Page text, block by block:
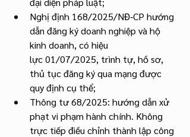
Nghị định 168/2025/NĐ‑CP hướng
dẫn đăng ký doanh nghiệp và hộ
kinh doanh, có hiệu
lực 01/07/2025, trình tự, hồ sơ,
thủ tục đăng ký qua mạng được
quy định cụ thể;
Thông tư 68/2025: hướng dẫn xử
phạt vi phạm hành chính. Không
trực tiếp điều chỉnh thành lập công